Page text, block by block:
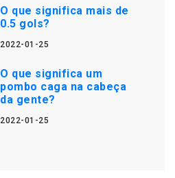
O que significa mais de
0.5 gols?
2022-01-25
O que significa um
pombo caga na cabeça
da gente?
2022-01-25